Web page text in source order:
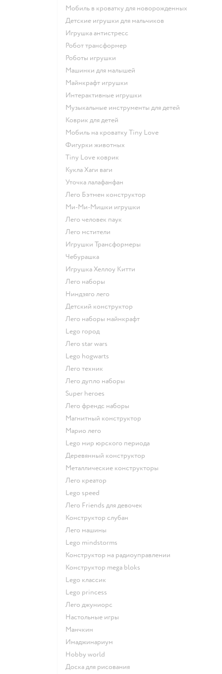
Мобиль в кроватку для новорожденных
Детские игрушки для мальчиков
Игрушка антистресс
Робот трансформер
Роботы игрушки
Машинки для малышей
Майнкрафт игрушки
Интерактивные игрушки
Музыкальные инструменты для детей
Коврик для детей
Мобиль на кроватку Tiny Love
Фигурки животных
Tiny Love коврик
Кукла Хаги ваги
Уточка лалафанфан
Лего Бэтмен конструктор
Ми-Ми-Мишки игрушки
Лего человек паук
Лего мстители
Игрушки Трансформеры
Чебурашка
Игрушка Хеллоу Китти
Лего наборы
Ниндзяго лего
Детский конструктор
Лего наборы майнкрафт
Lego город
Лего star wars
Lego hogwarts
Лего техник
Лего дупло наборы
Super heroes
Лего френдс наборы
Магнитный конструктор
Марио лего
Lego мир юрского периода
Деревянный конструктор
Металлические конструкторы
Лего креатор
Lego speed
Лего Friends для девочек
Конструктор слубан
Лего машины
Lego mindstorms
Конструктор на радиоуправлении
Конструктор mega bloks
Lego классик
Lego princess
Лего джуниорс
Настольные игры
Манчкин
Имаджинариум
Hobby world
Доска для рисования